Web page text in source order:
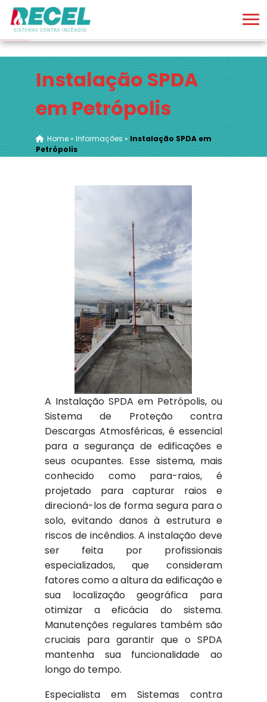
Instalação SPDA
em Petrópolis
Home» Informações » Instalação SPDA em
Petrópolis
A Instalação SPDA em Petrópolis, ou
Sistema de Proteção contra
Descargas Atmosféricas, é essencial
para a segurança de edificações e
seus ocupantes. Esse sistema, mais
conhecido como para-raios, é
projetado para capturar raios e
direcioná-los de forma segura para o
solo, evitando danos à estrutura e
riscos de incêndios. A instalação deve
ser feita por profissionais
especializados, que consideram
fatores como a altura da edificação e
sua localização geográfica para
otimizar a eficácia do sistema.
Manutenções regulares também são
cruciais para garantir que o SPDA
mantenha sua funcionalidade ao
longo do tempo.
Especialista em Sistemas contra